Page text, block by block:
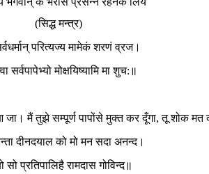
(सिद्ध मन्त्र)
परित्यज्य मामेकं शरणं व्रज।
सर्वपापेभ्यो मोक्षयिष्यामि मा शुच:॥
जा। मैं तुझे सम्पूर्ण पापोंसे मुक्त कर दूँगा, तू शोक मत
दीनदयाल को मो मन सदा अनन्द।
सो प्रतिपालिहै रामदास गोविन्द॥